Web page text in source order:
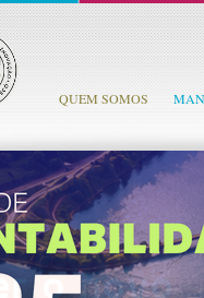
QUEM SOMOS